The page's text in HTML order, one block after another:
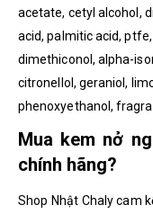
acetate, cetyl alcohol,
acid, palmitic acid,
dimethiconol, alpha-
citronellol, geraniol,
phenoxyethanol,
Mua kem nở
chính hãng?
Shop Nhật Chaly cam